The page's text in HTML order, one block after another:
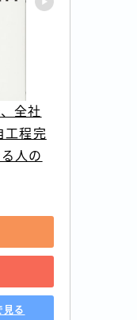
全社
工程完
人の
る